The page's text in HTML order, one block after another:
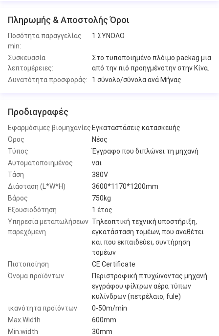
Πληρωμής & Αποστολής Όροι
Ποσότητα παραγγελίας
min:
1 ΣΥΝΟΛΟ
Συσκευασία
λεπτομέρειες:
Στο τυποποιημένο πλόιμο packag μια
από την πιό προηγμένοτην στην Κίνα.
Δυνατότητα προσφοράς:
1 σύνολο/σύνολα ανά Μήνας
Προδιαγραφές
Εφαρμόσιμες βιομηχανίες Εγκαταστάσεις κατασκευής
Όρος
Νέος
Τύπος
Έγγραφο που διπλώνει τη μηχανή
Αυτοματοποιημένος
ναι
Τάση
380V
Διάσταση (L*W*H)
3600*1170*1200mm
Βάρος
750kg
Εξουσιοδότηση
1 έτος
Υπηρεσία μεταπωλήσεων
παρεχόμενη
Τηλεοπτική τεχνική υποστήριξη,
εγκατάσταση τομέων, που αναθέτει
και που εκπαιδεύει, συντήρηση
τομέων
Πιστοποίηση
CE Certificate
Όνομα προϊόντων
Περιστροφική πτυχώνοντας μηχανή
εγγράφου φίλτρων αέρα τύπων
κυλίνδρων (πετρέλαιο, fule)
ικανότητα προϊόντων
0-50m/min
Max.Width
600mm
Min.width
30mm